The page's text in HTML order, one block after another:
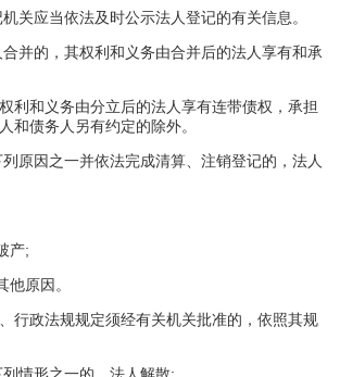
关应当依法及时公示法人登记的有关信息。
并的，其权利和义务由合并后的法人享有和承
利和义务由分立后的法人享有连带债权，承担
和债务人另有约定的除外。
原因之一并依法完成清算、注销登记的，法人
产;
他原因。
行政法规规定须经有关机关批准的，依照其规
情形之一的，法人解散: